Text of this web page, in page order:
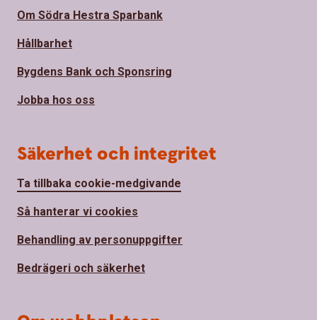
Om Södra Hestra Sparbank
Hållbarhet
Bygdens Bank och Sponsring
Jobba hos oss
Säkerhet och integritet
Ta tillbaka cookie-medgivande
Så hanterar vi cookies
Behandling av personuppgifter
Bedrägeri och säkerhet